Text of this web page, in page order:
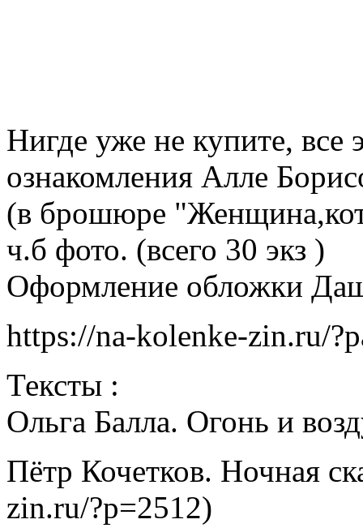
Нигде уже не купите,
ознакомления Алле
(в брошюре
ч.б фото. (всего 30 экз )
Оформление обложки
https://na-kolenke-zin.ru/
Тексты :
Ольга Балла. Огонь и
Пётр Кочетков. Ночная
zin.ru/?p=2512)